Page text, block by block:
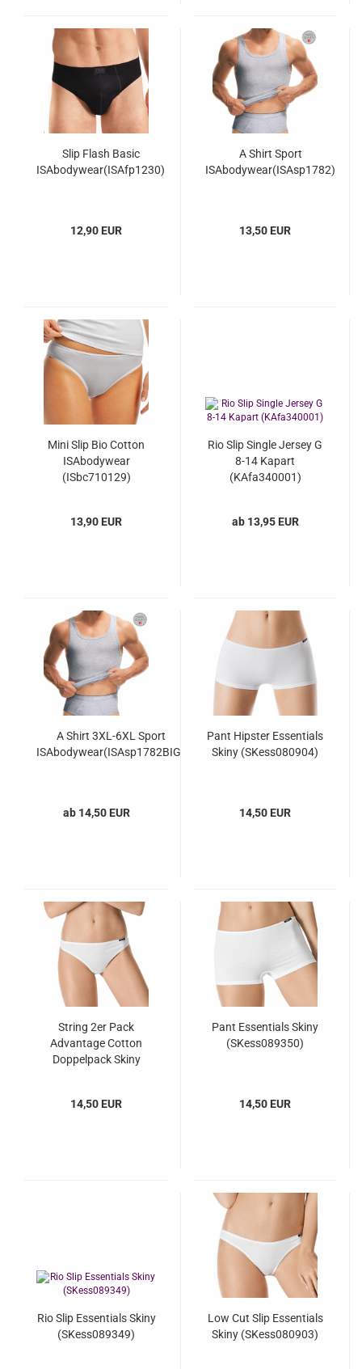
Slip Flash Basic
ISAbodywear(ISAfp1230)
12,90 EUR
A Shirt Sport
ISAbodywear(ISAsp1782)
13,50 EUR
Mini Slip Bio Cotton
ISAbodywear
(ISbc710129)
13,90 EUR
Rio Slip Single Jersey G
8-14 Kapart
(KAfa340001)
ab 13,95 EUR
A Shirt 3XL-6XL Sport
ISAbodywear(ISAsp1782BIG)
ab 14,50 EUR
Pant Hipster Essentials
Skiny (SKess080904)
14,50 EUR
String 2er Pack
Advantage Cotton
Doppelpack Skiny
14,50 EUR
Pant Essentials Skiny
(SKess089350)
14,50 EUR
Rio Slip Essentials Skiny
(SKess089349)
Low Cut Slip Essentials
Skiny (SKess080903)